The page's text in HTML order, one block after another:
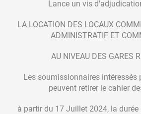
Lance un vis
LA LOCATION DES LOCAUX
ADMINISTRATIF ET
AU NIVEAU DES GARES
Les soumissionnaires intéressés
peuvent retirer le cahier
à partir du 17 Juillet 2024, la